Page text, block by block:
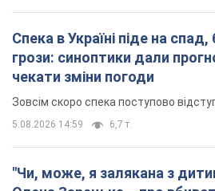
Спека в Україні піде на
грози: синоптики дали
чекати зміни погоди
Зовсім скоро спека поступово
5.08.2026 14:59 6,7 т.
"Чи, може, я залякана з